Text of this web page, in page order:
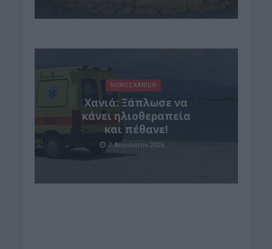
ΝΟΜΌΣ ΧΑΝΊΩΝ
Χανιά: Ξάπλωσε να
κάνει ηλιοθεραπεία
και πέθανε!
7 Αυγούστου 2026